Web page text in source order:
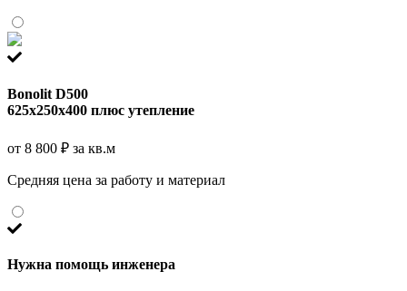
Bonolit D500
625x250x400 плюс утепление
от 8 800 ₽ за кв.м
Средняя цена за работу и материал
Нужна помощь инженера